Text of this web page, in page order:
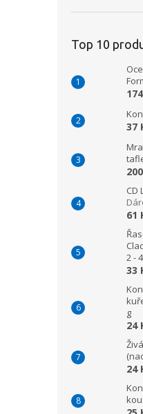
Top 10
37
CD
61
2 -
33
g
24
24